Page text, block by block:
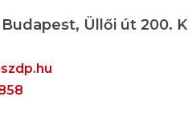
Budapest, Üllői út 200. K